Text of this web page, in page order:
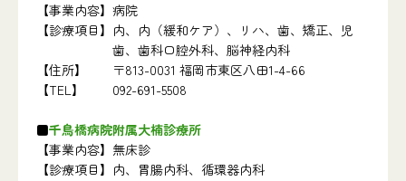
【事業内容】 病院
【診療項目】 内、内（緩和ケア）、リハ、歯、矯正、児
歯、歯科口腔外科、脳神経内科
【住所】
〒813-0031 福岡市東区八田1-4-66
【TEL】
092-691-5508
千鳥橋病院附属大楠診療所
【事業内容】 無床診
【診療項目】 内、胃腸内科、循環器内科